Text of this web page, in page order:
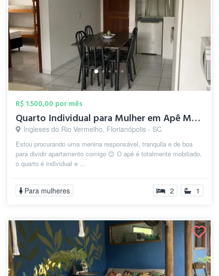
R$ 1.500,00 por mês
Quarto Individual para Mulher em Apê Mob...
Ingleses do Rio Vermelho, Florianópolis - SC
Estou procurando uma menina responsável, tranquila e de boa
para dividir apartamento comigo 😊 O apê é totalmente mobiliado,
o quarto é individual e ...
Para mulheres 2 1